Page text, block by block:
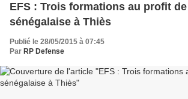
EFS : Trois formations au profit de
sénégalaise à Thiès
Publié le 28/05/2015 à 07:45
Par RP Defense